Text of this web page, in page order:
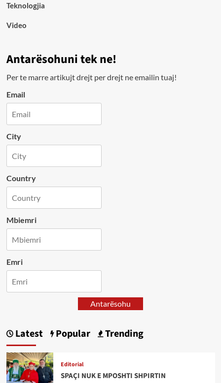
Teknologjia
Video
Antarësohuni tek ne!
Per te marre artikujt drejt per drejt ne emailin tuaj!
Email
City
Country
Mbiemri
Emri
Antarësohu
Latest Popular Trending
Editorial
SPAÇI NUK E MPOSHTI SHPIRTIN